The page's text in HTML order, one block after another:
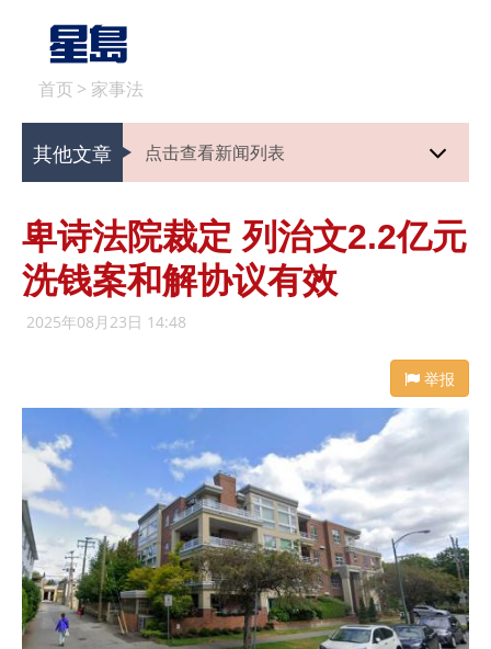
首页 > 家事法
其他文章 点击查看新闻列表
卑诗法院裁定 列治文2.2亿元
洗钱案和解协议有效
2025年08月23日 14:48
举报